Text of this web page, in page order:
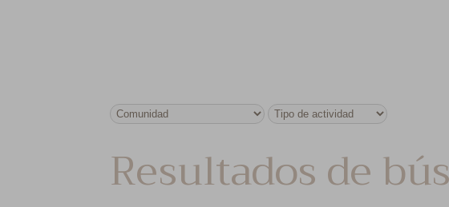
Resultados de